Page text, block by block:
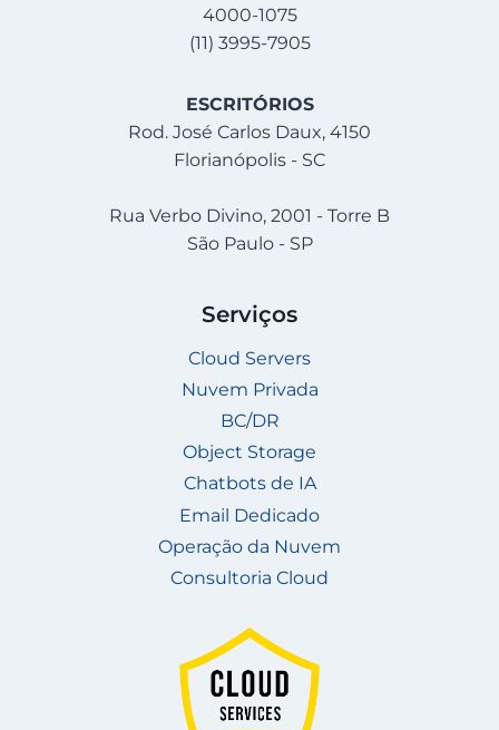
4000-1075
(11) 3995-7905
ESCRITÓRIOS
Rod. José Carlos Daux, 4150
Florianópolis - SC
Rua Verbo Divino, 2001 - Torre B
São Paulo - SP
Serviços
Cloud Servers
Nuvem Privada
BC/DR
Object Storage
Chatbots de IA
Email Dedicado
Operação da Nuvem
Consultoria Cloud